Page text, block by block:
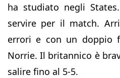
ha studiato negli
servire per il match.
errori e con un doppio
Norrie. Il britannico è
salire fino al 5-5.